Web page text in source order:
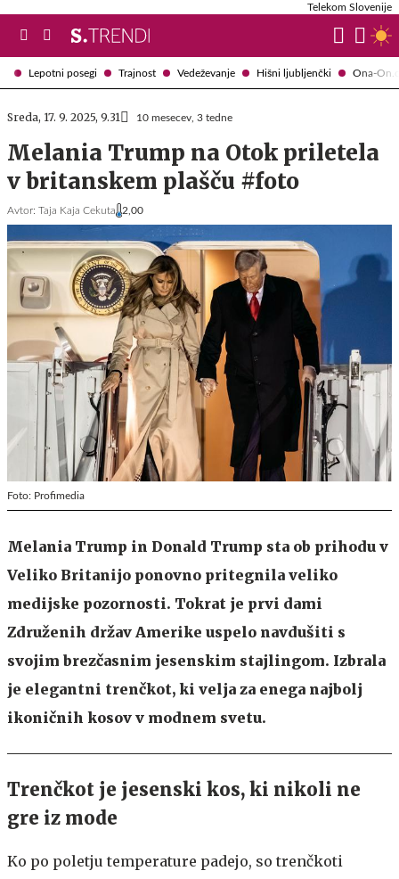
Lepotni posegi Trajnost Vedeževanje Hišni ljubljenčki Ona-
Telekom Slovenije
Sreda, 17. 9. 2025, 9.31 10 mesecev, 3 tedne
Melania Trump na Otok priletela
v britanskem plašču #foto
Avtor: Taja Kaja Cekuta 2,00
Foto: Profimedia
Melania Trump in Donald Trump sta ob prihodu v
Veliko Britanijo ponovno pritegnila veliko
medijske pozornosti. Tokrat je prvi dami
Združenih držav Amerike uspelo navdušiti s
svojim brezčasnim jesenskim stajlingom. Izbrala
je elegantni trenčkot, ki velja za enega najbolj
ikoničnih kosov v modnem svetu.
Trenčkot je jesenski kos, ki nikoli ne
gre iz mode
Ko po poletju temperature padejo, so trenčkoti